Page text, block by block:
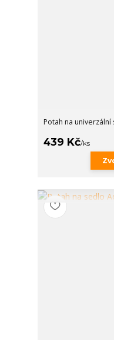
Potah na univerzální
439 Kč/ks